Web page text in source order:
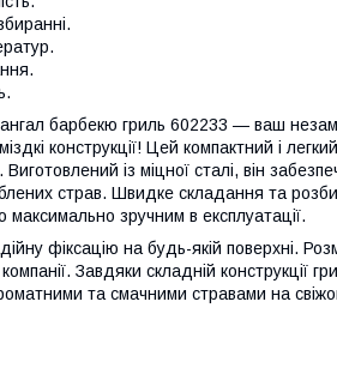
барбекю гриль 602233 — ваш
конструкції! Цей компактний і
із міцної сталі, він
страв. Швидке складання та
максимально зручним в експлуатації.
фіксацію на будь-якій поверхні.
Завдяки складній конструкції
та смачними стравами на